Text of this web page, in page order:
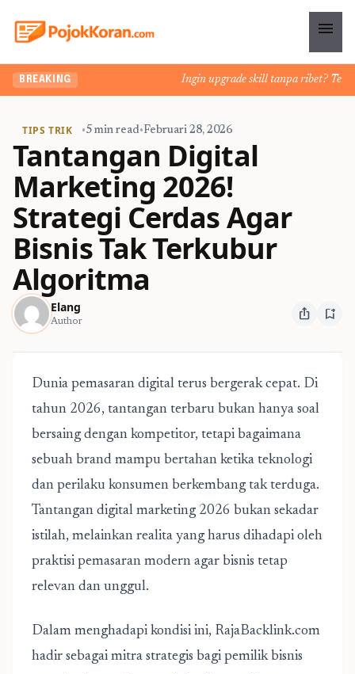
menu
BREAKING Ingin upgrade skill tanpa ribet?
TIPS TRIK •5 min read•Februari 28, 2026
Tantangan Digital
Marketing 2026!
Strategi Cerdas Agar
Bisnis Tak Terkubur
Algoritma
Elang
Author ios_share bookmark_add
Dunia pemasaran digital terus bergerak cepat. Di
tahun 2026, tantangan terbaru bukan hanya soal
bersaing dengan kompetitor, tetapi bagaimana
sebuah brand mampu bertahan ketika teknologi
dan perilaku konsumen berkembang tak terduga.
Tantangan digital marketing 2026 bukan sekadar
istilah, melainkan realita yang harus dihadapi oleh
praktisi pemasaran modern agar bisnis tetap
relevan dan unggul.
Dalam menghadapi kondisi ini, RajaBacklink.com
hadir sebagai mitra strategis bagi pemilik bisnis